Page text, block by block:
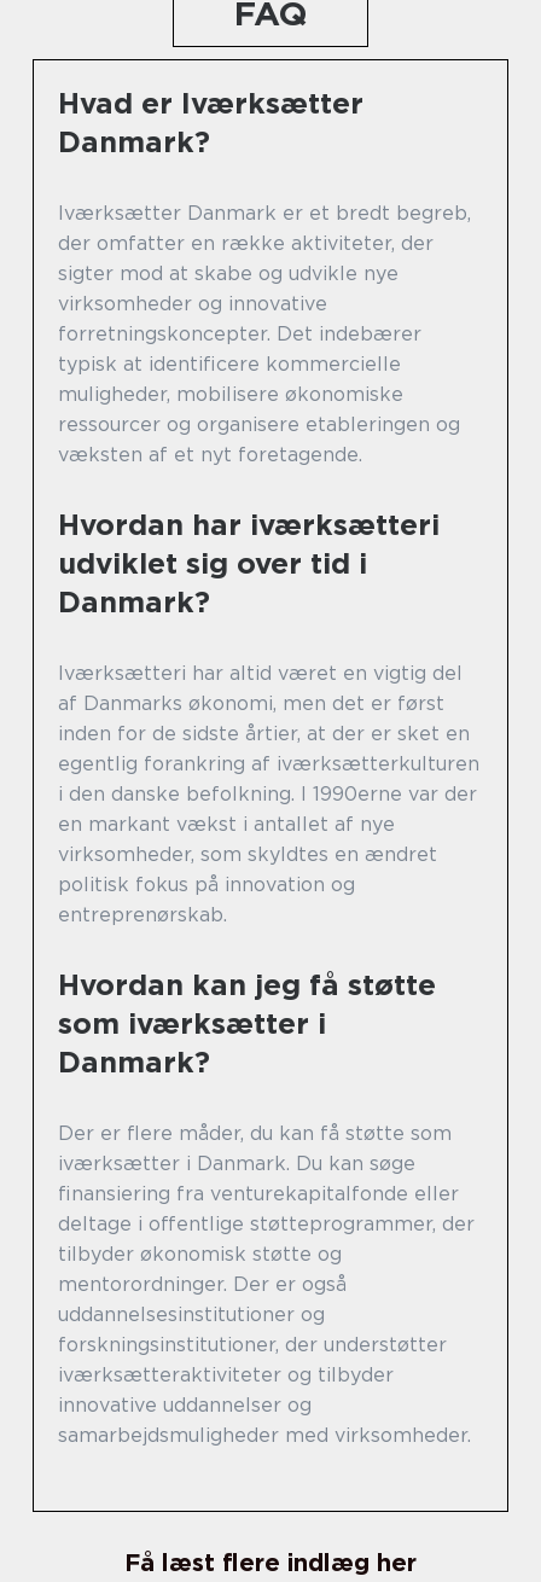
FAQ
Hvad er Iværksætter
Danmark?
Iværksætter Danmark er et bredt begreb,
der omfatter en række aktiviteter, der
sigter mod at skabe og udvikle nye
virksomheder og innovative
forretningskoncepter. Det indebærer
typisk at identificere kommercielle
muligheder, mobilisere økonomiske
ressourcer og organisere etableringen og
væksten af et nyt foretagende.
Hvordan har iværksætteri
udviklet sig over tid i
Danmark?
Iværksætteri har altid været en vigtig del
af Danmarks økonomi, men det er først
inden for de sidste årtier, at der er sket en
egentlig forankring af iværksætterkulturen
i den danske befolkning. I 1990erne var der
en markant vækst i antallet af nye
virksomheder, som skyldtes en ændret
politisk fokus på innovation og
entreprenørskab.
Hvordan kan jeg få støtte
som iværksætter i
Danmark?
Der er flere måder, du kan få støtte som
iværksætter i Danmark. Du kan søge
finansiering fra venturekapitalfonde eller
deltage i offentlige støtteprogrammer, der
tilbyder økonomisk støtte og
mentorordninger. Der er også
uddannelsesinstitutioner og
forskningsinstitutioner, der understøtter
iværksætteraktiviteter og tilbyder
innovative uddannelser og
samarbejdsmuligheder med virksomheder.
Få læst flere indlæg her